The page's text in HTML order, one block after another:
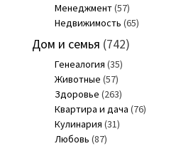
Менеджмент(57)
Недвижимость (65)
Дом и семья (742)
Генеалогия (35)
Животные (57)
Здоровье (263)
Квартира и дача (76)
Кулинария (31)
Любовь (87)